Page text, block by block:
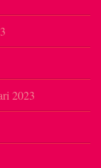
2023